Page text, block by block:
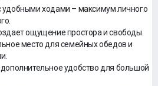
ходами – максимум личного
ощущение простора и свободы.
место для семейных обедов и
удобство для большой